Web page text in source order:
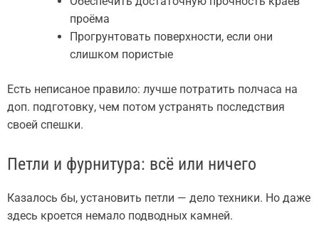
проёма
Прогрунтовать поверхности, если они
слишком пористые
Есть неписаное правило: лучше потратить полчаса на
доп. подготовку, чем потом устранять последствия
своей спешки.
Петли и фурнитура: всё или ничего
Казалось бы, установить петли — дело техники. Но даже
здесь кроется немало подводных камней.